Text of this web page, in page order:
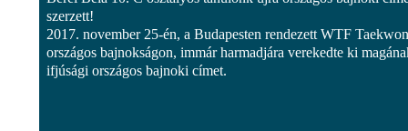
szerzett!
2017. november 25-én, a Budapesten rendezett WTF
országos bajnokságon, immár harmadjára verekedte ki
ifjúsági országos bajnoki címet.